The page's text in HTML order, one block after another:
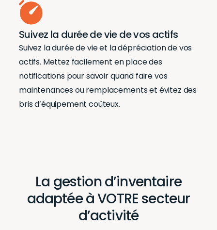
Suivez la durée de vie de vos actifs
Suivez la durée de vie et la dépréciation de vos
actifs. Mettez facilement en place des
notifications pour savoir quand faire vos
maintenances ou remplacements et évitez des
bris d’équipement coûteux.
La gestion d’inventaire
adaptée à VOTRE secteur
d’activité